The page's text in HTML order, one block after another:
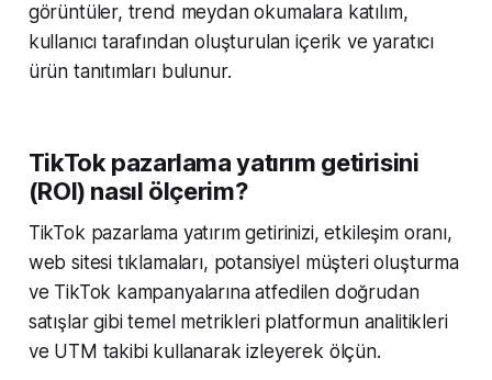
görüntüler, trend meydan okumalara katılım,
kullanıcı tarafından oluşturulan içerik ve yaratıcı
ürün tanıtımları bulunur.
TikTok pazarlama yatırım getirisini
(ROI) nasıl ölçerim?
TikTok pazarlama yatırım getirinizi, etkileşim oranı,
web sitesi tıklamaları, potansiyel müşteri oluşturma
ve TikTok kampanyalarına atfedilen doğrudan
satışlar gibi temel metrikleri platformun analitikleri
ve UTM takibi kullanarak izleyerek ölçün.